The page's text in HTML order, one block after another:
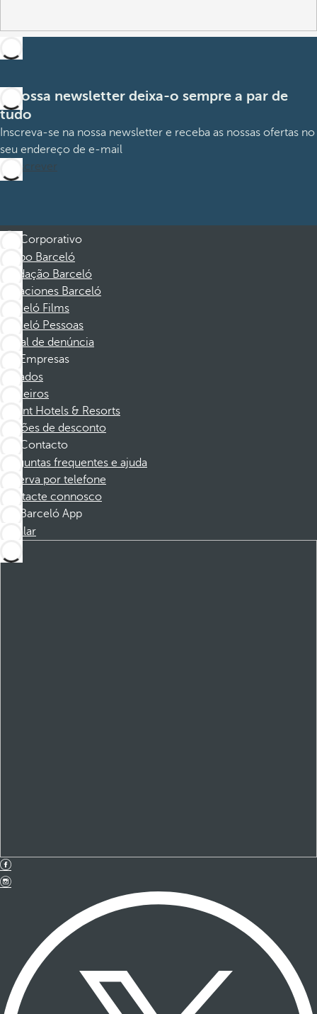
A nossa newsletter deixa-o sempre a par de
tudo
Inscreva-se na nossa newsletter e receba as nossas ofertas no
seu endereço de e-mail
Subscrever
Corporativo
Grupo Barceló
Fundação Barceló
Vacaciones Barceló
Barceló Films
Barceló Pessoas
Canal de denúncia
Empresas
Afiliados
Parceiros
Dorint Hotels & Resorts
Cupões de desconto
Contacto
Perguntas frequentes e ajuda
Reserva por telefone
Contacte connosco
Barceló App
Instalar